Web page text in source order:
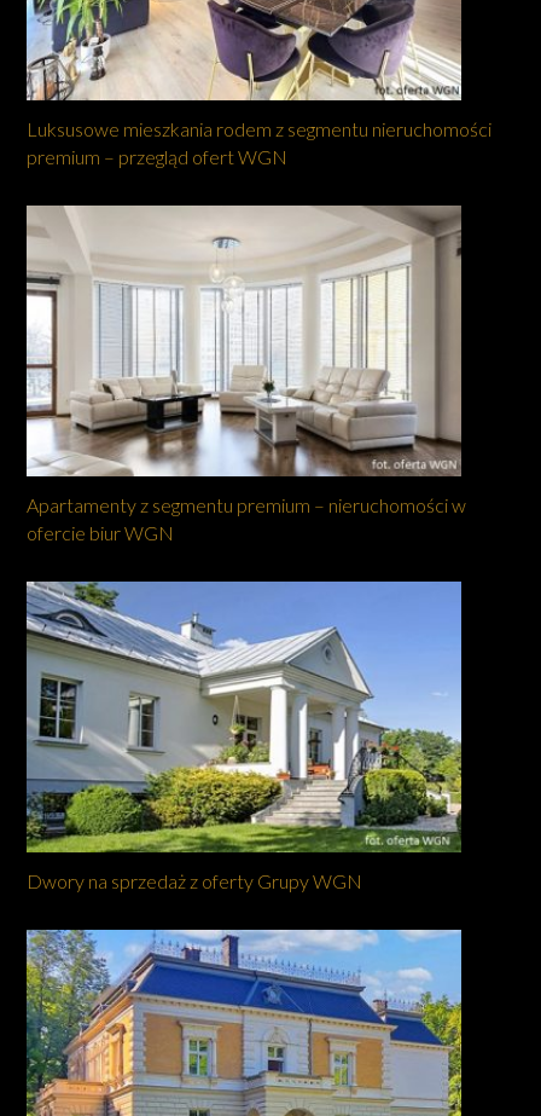
Luksusowe mieszkania rodem z segmentu nieruchomości
premium – przegląd ofert WGN
Apartamenty z segmentu premium – nieruchomości w
ofercie biur WGN
Dwory na sprzedaż z oferty Grupy WGN